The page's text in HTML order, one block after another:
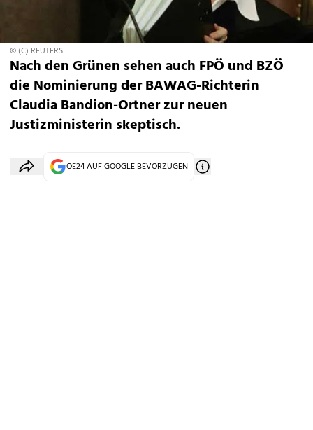
© (C) REUTERS
Nach den Grünen sehen auch FPÖ und BZÖ
die Nominierung der BAWAG-Richterin
Claudia Bandion-Ortner zur neuen
Justizministerin skeptisch.
OE24 AUF GOOGLE BEVORZUGEN